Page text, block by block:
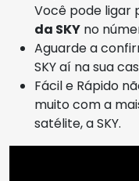
Você pode ligar
da SKY no
Aguarde a
SKY aí na sua
Fácil e Rápido
muito com a
satélite, a SKY.